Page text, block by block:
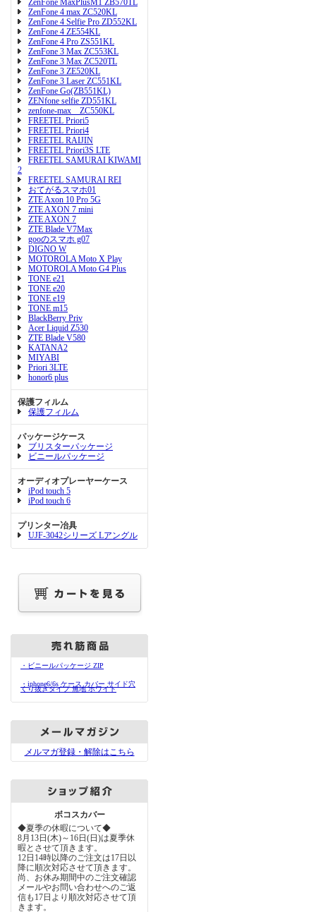
ZenFone MaxPlusM1 ZB570TL
ZenFone 4 max ZC520KL
ZenFone 4 Selfie Pro ZD552KL
ZenFone 4 ZE554KL
ZenFone 4 Pro ZS551KL
ZenFone 3 Max ZC553KL
ZenFone 3 Max ZC520TL
ZenFone 3 ZE520KL
ZenFone 3 Laser ZC551KL
ZenFone Go(ZB551KL)
ZENfone selfie ZD551KL
zenfone-max ZC550KL
FREETEL Priori5
FREETEL Priori4
FREETEL RAIJIN
FREETEL Priori3S LTE
FREETEL SAMURAI KIWAMI
2
FREETEL SAMURAI REI
おてがるスマホ01
ZTE Axon 10 Pro 5G
ZTE AXON 7 mini
ZTE AXON 7
ZTE Blade V7Max
gooのスマホ g07
DIGNO W
MOTOROLA Moto X Play
MOTOROLA Moto G4 Plus
TONE e21
TONE e20
TONE e19
TONE m15
BlackBerry Priv
Acer Liquid Z530
ZTE Blade V580
KATANA2
MIYABI
Priori 3LTE
honor6 plus
保護フィルム
保護フィルム
パッケージケース
ブリスターパッケージ
ビニールパッケージ
オーディオプレーヤーケース
iPod touch 5
iPod touch 6
プリンター冶具
UJF-3042シリーズ Lアングル
・ビニールパッケージ ZIP
・iphone6/6s ケース カバー サイド穴
くり抜きタイプ 無地 ホワイト
メルマガ登録・解除はこちら
ボコスカバー
◆夏季の休暇について◆
8月13日(木)～16日(日)は夏季休
暇とさせて頂きます。
12日14時以降のご注文は17日以
降に順次対応させて頂きます。
尚、お休み期間中のご注文確認
メールやお問い合わせへのご返
信も17日より順次対応させて頂
きます。